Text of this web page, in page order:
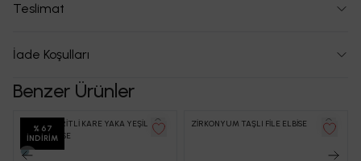
Teslimat
İade Koşulları
Benzer Ürünler
% 67
İNDIRIM
YANLAR BİRİTLİ KARE YAKA YEŞİL
UZUN ELBİSE
ZİRKONYUM TAŞLI FİLE ELBİSE